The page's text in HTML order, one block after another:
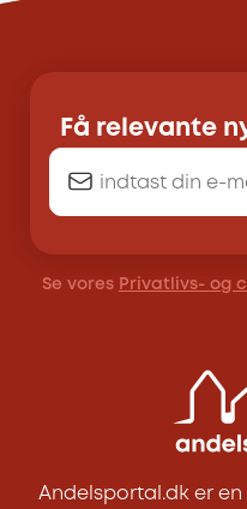
Få relevante
Se vores Privatlivs- og
Andelsportal.dk er